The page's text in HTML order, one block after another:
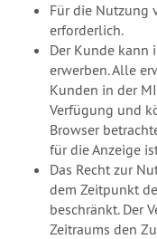
Für die Nutzung
erforderlich.
Der Kunde kann
erwerben. Alle
Kunden in der
Verfügung und
Browser
für die Anzeige
Das Recht zur
dem Zeitpunkt
beschränkt. Der
Zeitraums den